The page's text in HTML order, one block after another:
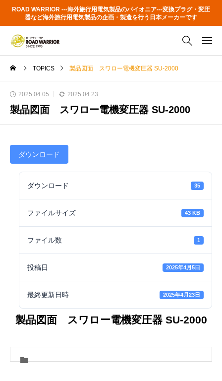
ROAD WARRIOR ---海外旅行用電気製品のパイオニア---変換プラグ・変圧
器など海外旅行用電気製品の企画・製造を行う日本メーカーです
TOPICS 製品図面 スワロー電機変圧器 SU-2000
2025.04.05 2025.04.23
製品図面 スワロー電機変圧器 SU-2000
ダウンロード
ダウンロード 35
ファイルサイズ 43 KB
ファイル数 1
投稿日 2025年4月5日
最終更新日時 2025年4月23日
製品図面 スワロー電機変圧器 SU-2000